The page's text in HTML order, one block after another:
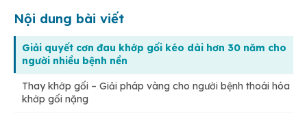
Nội dung bài viết
Giải quyết cơn đau khớp gối kéo dài hơn 30 năm cho
người nhiều bệnh nền
Thay khớp gối – Giải pháp vàng cho người bệnh thoái hóa
khớp gối nặng